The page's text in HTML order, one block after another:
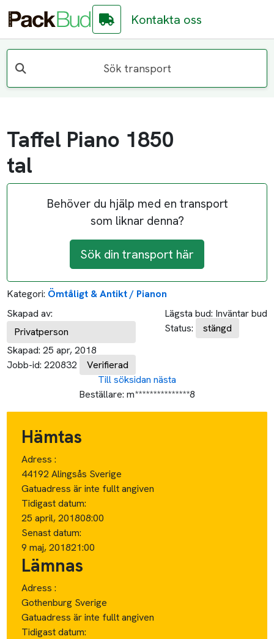
Kontakta oss
Sök transport
Taffel Piano 1850
tal
Behöver du hjälp med en transport
som liknar denna?
Sök din transport här
Kategori: Ömtåligt & Antikt / Pianon
Skapad av:
Privatperson
Skapad: 25 apr, 2018
Jobb-id: 220832 Verifierad
Lägsta bud: Inväntar bud
Status:
stängd
Till söksidan nästa
Beställare: m***************8
Hämtas
Adress :
44192 Alingsås Sverige
Gatuadress är inte fullt angiven
Tidigast datum:
25 april, 201808:00
Senast datum:
9 maj, 201821:00
Lämnas
Adress :
Gothenburg Sverige
Gatuadress är inte fullt angiven
Tidigast datum: